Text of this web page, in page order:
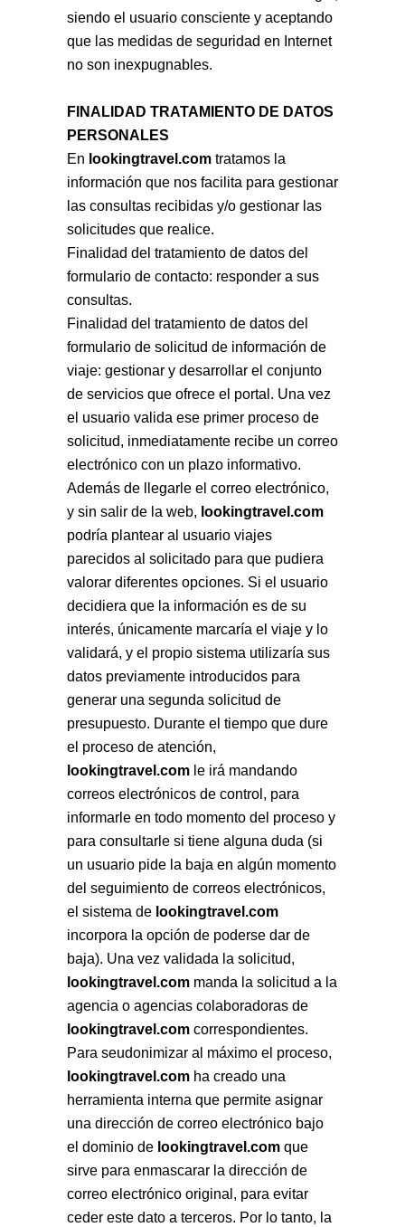
siendo el usuario consciente y aceptando
que las medidas de seguridad en Internet
no son inexpugnables.
FINALIDAD TRATAMIENTO DE DATOS
PERSONALES
En lookingtravel.com tratamos la
información que nos facilita para gestionar
las consultas recibidas y/o gestionar las
solicitudes que realice.
Finalidad del tratamiento de datos del
formulario de contacto: responder a sus
consultas.
Finalidad del tratamiento de datos del
formulario de solicitud de información de
viaje: gestionar y desarrollar el conjunto
de servicios que ofrece el portal. Una vez
el usuario valida ese primer proceso de
solicitud, inmediatamente recibe un correo
electrónico con un plazo informativo.
Además de llegarle el correo electrónico,
y sin salir de la web, lookingtravel.com
podría plantear al usuario viajes
parecidos al solicitado para que pudiera
valorar diferentes opciones. Si el usuario
decidiera que la información es de su
interés, únicamente marcaría el viaje y lo
validará, y el propio sistema utilizaría sus
datos previamente introducidos para
generar una segunda solicitud de
presupuesto. Durante el tiempo que dure
el proceso de atención,
lookingtravel.com le irá mandando
correos electrónicos de control, para
informarle en todo momento del proceso y
para consultarle si tiene alguna duda (si
un usuario pide la baja en algún momento
del seguimiento de correos electrónicos,
el sistema de lookingtravel.com
incorpora la opción de poderse dar de
baja). Una vez validada la solicitud,
lookingtravel.com manda la solicitud a la
agencia o agencias colaboradoras de
lookingtravel.com correspondientes.
Para seudonimizar al máximo el proceso,
lookingtravel.com ha creado una
herramienta interna que permite asignar
una dirección de correo electrónico bajo
el dominio de lookingtravel.com que
sirve para enmascarar la dirección de
correo electrónico original, para evitar
ceder este dato a terceros. Por lo tanto, la